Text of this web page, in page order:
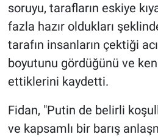
soruyu, tarafların eskiye
fazla hazır oldukları
tarafın insanların çektiği
boyutunu gördüğünü ve
ettiklerini kaydetti.
Fidan, "Putin de belirli
ve kapsamlı bir barış